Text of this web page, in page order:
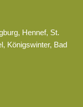
Hennef, St.
Königswinter, Bad